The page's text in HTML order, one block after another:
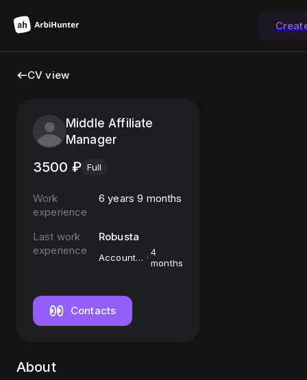
CV view
Middle Affiliate
Manager
3500 ₽ Full
Work
experience
6 years 9 months
Last work
experience
Robusta
Account
4
months
Contacts
About